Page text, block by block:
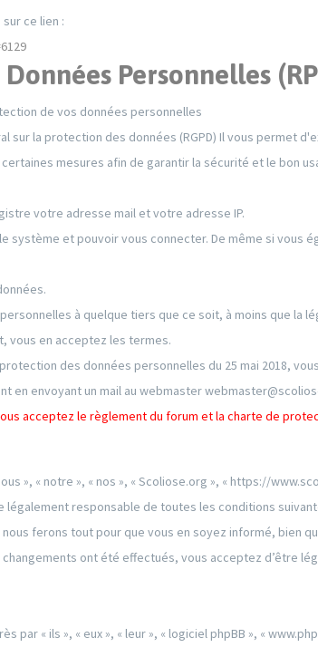
ce lien :
Personnelles
de vos données personnelles
sur la protection des données (RGPD) Il vous permet
mesures afin de garantir la sécurité et le bon
votre adresse mail et votre adresse IP.
système et pouvoir vous connecter. De même si
à quelque tiers que ce soit, à moins que la
vous en acceptez les termes.
des données personnelles du 25 mai 2018,
en envoyant un mail au webmaster
acceptez le règlement du forum et la charte de
», « notre », « nos », « Scoliose.org », « https://
légalement responsable de toutes les conditions
ferons tout pour que vous en soyez informé, bien
ont été effectués, vous acceptez d’être
« ils », « eux », « leur », « logiciel phpBB », «